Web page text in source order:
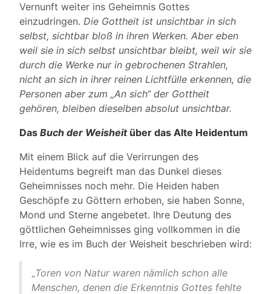
Vernunft weiter ins Geheimnis Gottes
einzudringen. Die Gottheit ist unsichtbar in sich
selbst, sichtbar bloß in ihren Werken. Aber eben
weil sie in sich selbst unsichtbar bleibt, weil wir sie
durch die Werke nur in gebrochenen Strahlen,
nicht an sich in ihrer reinen Lichtfülle erkennen, die
Personen aber zum „An sich“ der Gottheit
gehören, bleiben dieselben absolut unsichtbar.
Das Buch der Weisheitüber das Alte Heidentum
Mit einem Blick auf die Verirrungen des
Heidentums begreift man das Dunkel dieses
Geheimnisses noch mehr. Die Heiden haben
Geschöpfe zu Göttern erhoben, sie haben Sonne,
Mond und Sterne angebetet. Ihre Deutung des
göttlichen Geheimnisses ging vollkommen in die
Irre, wie es im Buch der Weisheit beschrieben wird:
„Toren von Natur waren nämlich schon alle
Menschen, denen die Erkenntnis Gottes fehlte